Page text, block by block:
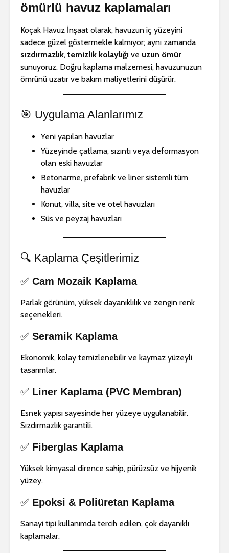
ömürlü havuz kaplamaları
Koçak Havuz İnşaat olarak, havuzun iç yüzeyini
sadece güzel göstermekle kalmıyor; aynı zamanda
sızdırmazlık, temizlik kolaylığı ve uzun ömür
sunuyoruz. Doğru kaplama malzemesi, havuzunuzun
ömrünü uzatır ve bakım maliyetlerini düşürür.
🎯 Uygulama Alanlarımız
Yeni yapılan havuzlar
Yüzeyinde çatlama, sızıntı veya deformasyon
olan eski havuzlar
Betonarme, prefabrik ve liner sistemli tüm
havuzlar
Konut, villa, site ve otel havuzları
Süs ve peyzaj havuzları
🔍 Kaplama Çeşitlerimiz
✅ Cam Mozaik Kaplama
Parlak görünüm, yüksek dayanıklılık ve zengin renk
seçenekleri.
✅ Seramik Kaplama
Ekonomik, kolay temizlenebilir ve kaymaz yüzeyli
tasarımlar.
✅ Liner Kaplama (PVC Membran)
Esnek yapısı sayesinde her yüzeye uygulanabilir.
Sızdırmazlık garantili.
✅ Fiberglas Kaplama
Yüksek kimyasal dirence sahip, pürüzsüz ve hijyenik
yüzey.
✅ Epoksi & Poliüretan Kaplama
Sanayi tipi kullanımda tercih edilen, çok dayanıklı
kaplamalar.
Aydınlatma
Çözümleri: Estetik
ve Güvenliği Bir
Arada Sunuyoruz
🛠️ Havuz Bakımı ve
Güvenli Yüzme
Deneyimi